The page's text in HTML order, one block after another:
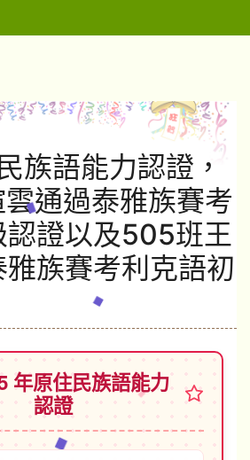
⏸
族語能力認證，
通過泰雅族賽考
認證以及505班王
族賽考利克語初
年原住民族語能力
認證